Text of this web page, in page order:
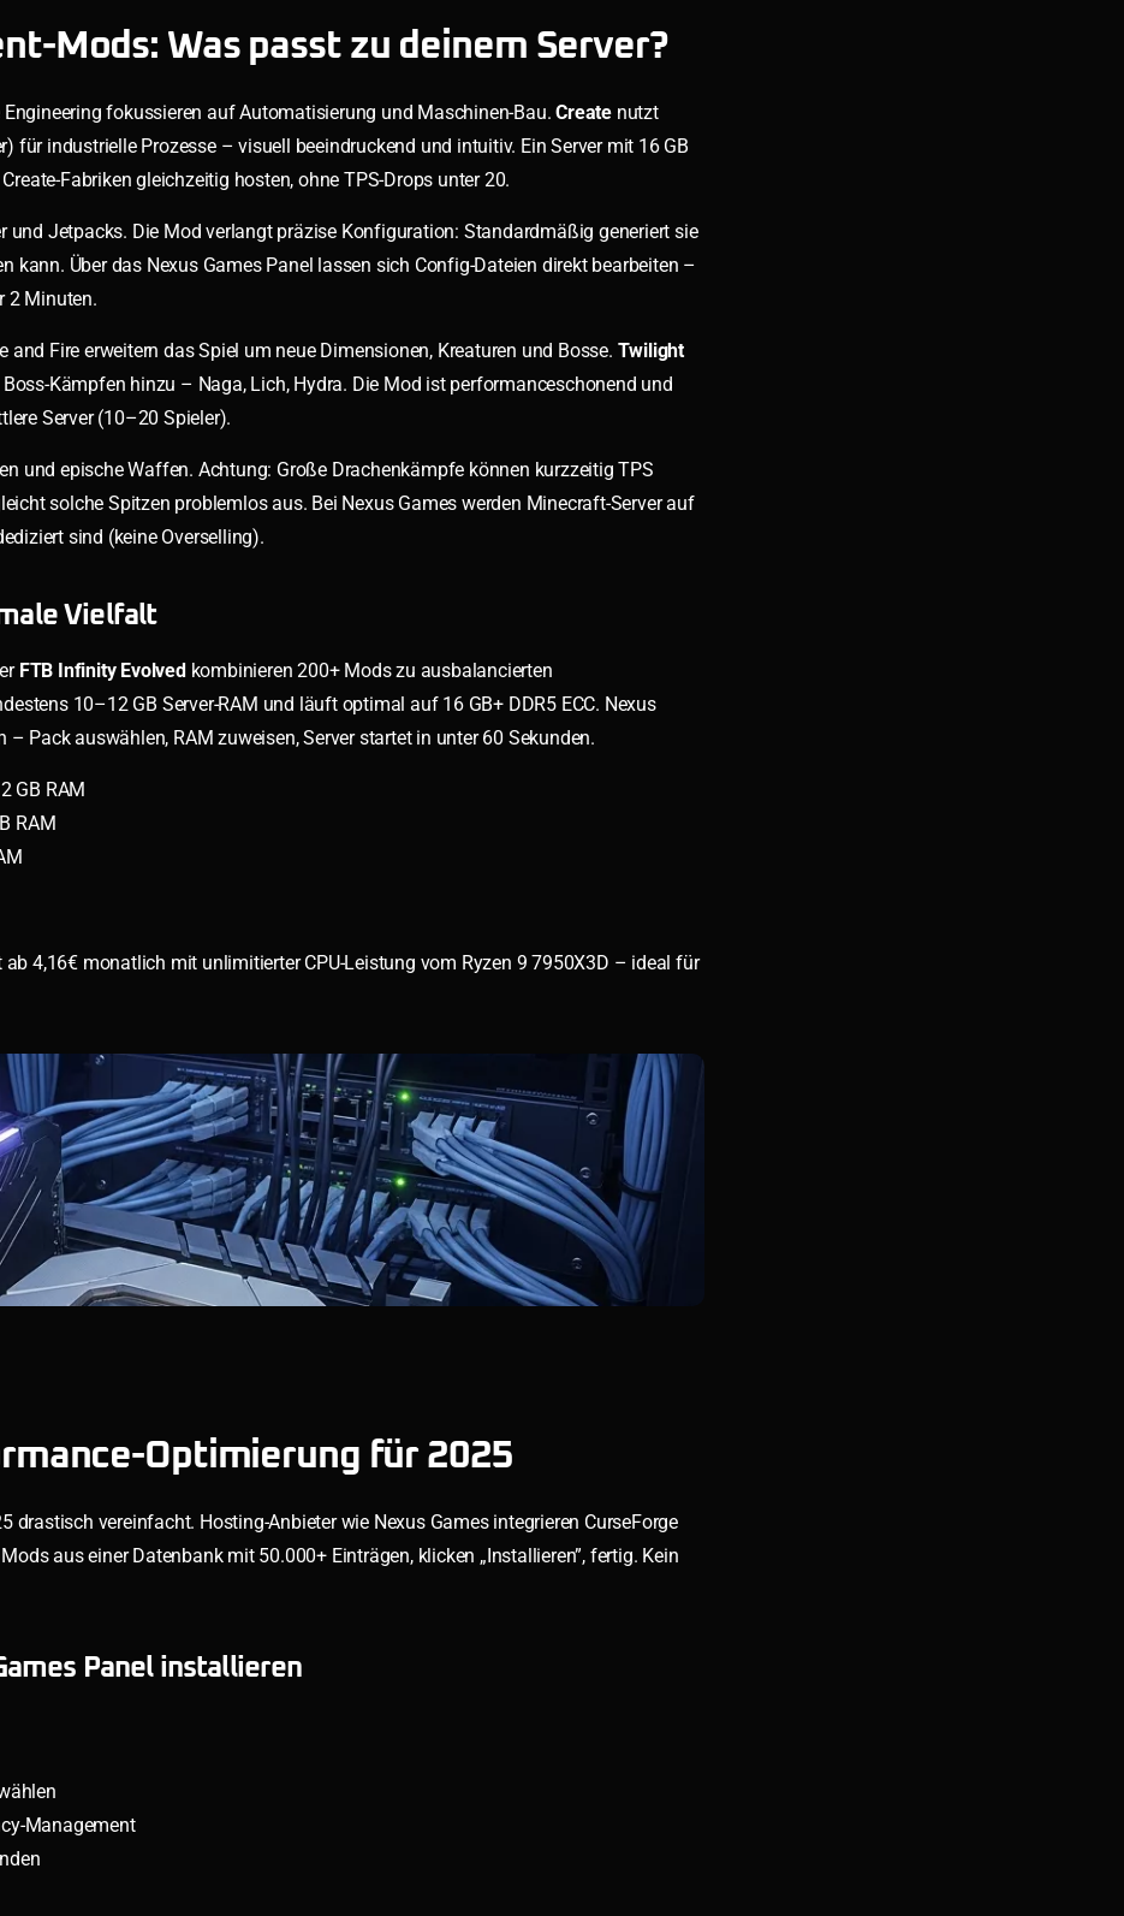
Mods: Was passt zu deinem Server?
fokussieren auf Automatisierung und Maschinen-Bau.Create nutzt
für industrielle Prozesse – visuell beeindruckend und intuitiv. Ein Server mit 16 GB
Fabriken gleichzeitig hosten, ohne TPS-Drops unter 20.
und Jetpacks. Die Mod verlangt präzise Konfiguration: Standardmäßig generiert sie
kann. Über das Nexus Games Panel lassen sich Config-Dateien direkt bearbeiten –
2 Minuten.
Fire erweitern das Spiel um neue Dimensionen, Kreaturen und Bosse. Twilight
Kämpfen hinzu – Naga, Lich, Hydra. Die Mod ist performanceschonend und
Server (10–20 Spieler).
und epische Waffen. Achtung: Große Drachenkämpfe können kurzzeitig TPS
solche Spitzen problemlos aus. Bei Nexus Games werden Minecraft-Server auf
sind (keine Overselling).
Vielfalt
FTB Infinity Evolvedkombinieren 200+ Mods zu ausbalancierten
10–12 GB Server-RAM und läuft optimal auf 16 GB+ DDR5 ECC. Nexus
Pack auswählen, RAM zuweisen, Server startet in unter 60 Sekunden.
GB RAM
RAM
4,16€ monatlich mit unlimitierter CPU-Leistung vom Ryzen 9 7950X3D – ideal für
Optimierung für 2025
drastisch vereinfacht. Hosting-Anbieter wie Nexus Games integrieren CurseForge
aus einer Datenbank mit 50.000+ Einträgen, klicken „Installieren”, fertig. Kein
Panel installieren
Management